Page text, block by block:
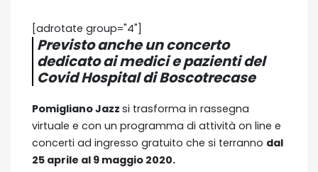
[adrotate group="4"]
Previsto anche un concerto
dedicato ai medici e pazienti del
Covid Hospital di Boscotrecase
Pomigliano Jazz si trasforma in rassegna
virtuale e con un programma di attività on line e
concerti ad ingresso gratuito che si terranno dal
25 aprile al 9 maggio 2020.